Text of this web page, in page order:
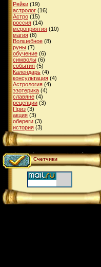
Рейки (19)
астролог (16)
Астро (15)
россия (14)
мероприятия (10)
магия (8)
Волшебное (8)
руны (7)
обучение (6)
символы (6)
события (5)
Календарь (4)
консультация (4)
Астрология (4)
эзотерика (4)
славяне (4)
рецепции (3)
Приз (3)
акция (3)
обереги (3)
история (3)
Счетчики